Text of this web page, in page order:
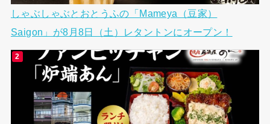
しゃぶしゃぶとおとうふの「Mameya（豆家）
Saigon」が8月8日（土）レタントンにオープン！